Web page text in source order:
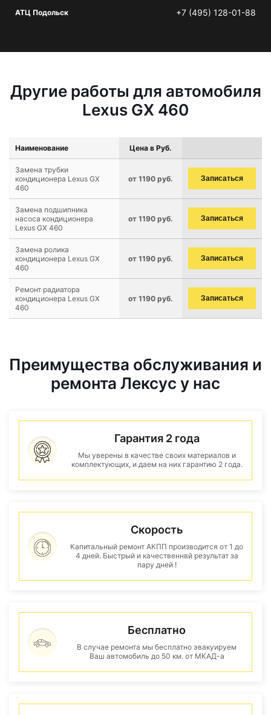
АТЦ Подольск +7 (495) 128-01-88
Другие работы для автомобиля
Lexus GX 460
Наименование Цена в Руб.
Замена трубки
кондиционера Lexus GX
460
от 1190 руб. Записаться
Замена подшипника
насоса кондиционера
Lexus GX 460
от 1190 руб. Записаться
Замена ролика
кондиционера Lexus GX
460
от 1190 руб. Записаться
Ремонт радиатора
кондиционера Lexus GX
460
от 1190 руб. Записаться
Преимущества обслуживания и
ремонта Лексус у нас
Гарантия 2 года
Мы уверены в качестве своих материалов и
комплектующих, и даем на них гарантию 2 года.
Скорость
Капитальный ремонт АКПП производится от 1 до
4 дней. Быстрый и качественнвй результат за
пару дней !
Бесплатно
В случае ремонта мы бесплатно эвакуируем
Ваш автомобиль до 50 км. от МКАД-а